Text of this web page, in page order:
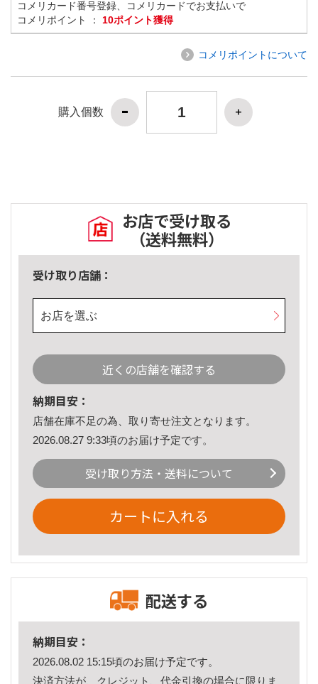
コメリカード番号登録、コメリカードでお支払いで
コメリポイント ： 10ポイント獲得
コメリポイントについて
購入個数
お店で受け取る
（送料無料）
受け取り店舗：
お店を選ぶ
近くの店舗を確認する
納期目安：
店舗在庫不足の為、取り寄せ注文となります。
2026.08.27 9:33頃のお届け予定です。
受け取り方法・送料について
カートに入れる
配送する
納期目安：
2026.08.02 15:15頃のお届け予定です。
決済方法が、クレジット、代金引換の場合に限りま